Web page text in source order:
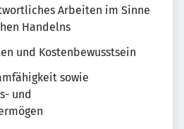
Arbeiten im Sinne
Handelns
und Kostenbewusstsein
sowie
und